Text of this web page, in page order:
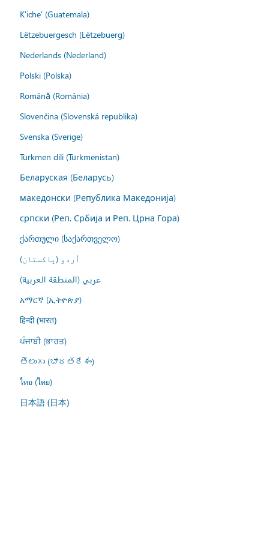
K'iche' (Guatemala)
Lëtzebuergesch (Lëtzebuerg)
Nederlands (Nederland)
Polski (Polska)
Română (România)
Slovenčina (Slovenská republika)
Svenska (Sverige)
Türkmen dili (Türkmenistan)
Беларуская (Беларусь)
македонски (Република Македонија)
српски (Реп. Србија и Реп. Црна Гора)
ქართული (საქართველო)
اُردو (پاکستان)
عربي (المنطقة العربية)
አማርኛ (ኢትዮጵያ)
हिन्दी (भारत)
ਪੰਜਾਬੀ (ਭਾਰਤ)
తెలుగు (భారతదేశం)
ไทย (ไทย)
日本語 (日本)